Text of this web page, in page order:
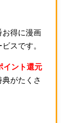
お得に漫画
スです。
イント還元
がたくさ